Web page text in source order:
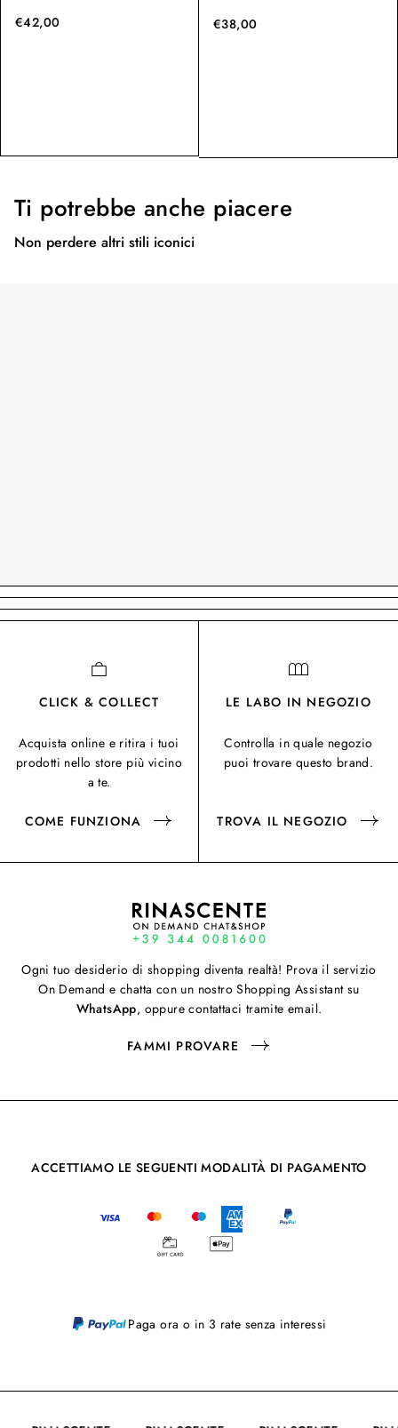
€42,00 €38,00
Ti potrebbe anche piacere
Non perdere altri stili iconici
CLICK & COLLECT
Acquista online e ritira i tuoi
prodotti nello store più vicino
a te.
COME FUNZIONA
LE LABO IN NEGOZIO
Controlla in quale negozio
puoi trovare questo brand.
TROVA IL NEGOZIO
Ogni tuo desiderio di shopping diventa realtà! Prova il servizio
On Demand e chatta con un nostro Shopping Assistant su
WhatsApp, oppure contattaci tramite email.
FAMMI PROVARE
ACCETTIAMO LE SEGUENTI MODALITÀ DI PAGAMENTO
Paga ora o in 3 rate senza interessi